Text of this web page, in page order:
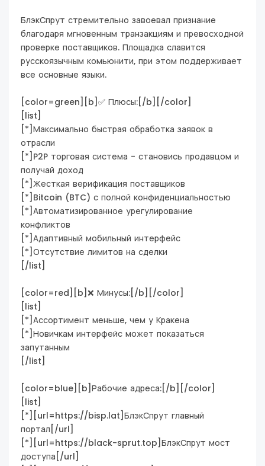
БлэкСпрут стремительно завоевал признание
благодаря мгновенным транзакциям и превосходной
проверке поставщиков. Площадка славится
русскоязычным комьюнити, при этом поддерживает
все основные языки.
[color=green][b]✅ Плюсы:[/b][/color]
[list]
[*]Максимально быстрая обработка заявок в
отрасли
[*]P2P торговая система - становись продавцом и
получай доход
[*]Жесткая верификация поставщиков
[*]Bitcoin (BTC) с полной конфиденциальностью
[*]Автоматизированное урегулирование
конфликтов
[*]Адаптивный мобильный интерфейс
[*]Отсутствие лимитов на сделки
[/list]
[color=red][b]❌ Минусы:[/b][/color]
[list]
[*]Ассортимент меньше, чем у Кракена
[*]Новичкам интерфейс может показаться
запутанным
[/list]
[color=blue][b]Рабочие адреса:[/b][/color]
[list]
[*][url=https://bisp.lat]БлэкСпрут главный
портал[/url]
[*][url=https://black-sprut.top]БлэкСпрут мост
доступа[/url]